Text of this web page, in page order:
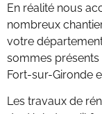
En réalité nous
nombreux
votre
sommes
Fort-sur-Gironde
Les travaux de